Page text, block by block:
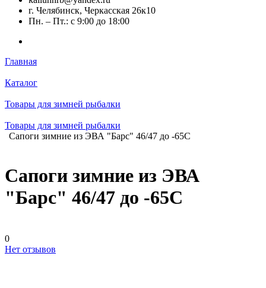
г. Челябинск, Черкасская 26к10
Пн. – Пт.: с 9:00 до 18:00
Главная
Каталог
Товары для зимней рыбалки
Товары для зимней рыбалки
Сапоги зимние из ЭВА "Барс" 46/47 до -65С
Сапоги зимние из ЭВА
"Барс" 46/47 до -65С
0
Нет отзывов